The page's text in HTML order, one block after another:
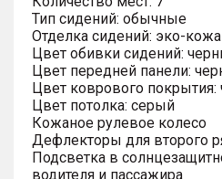
Тип сидений: обычные
Отделка сидений: эко-кожа
Цвет обивки сидений:
Цвет передней панели:
Цвет коврового
Цвет потолка: серый
Кожаное рулевое колесо
Дефлекторы для второго
Подсветка в
водителя и пассажира